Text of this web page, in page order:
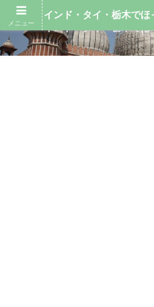
メニュー
インド・タイ・栃木でほ